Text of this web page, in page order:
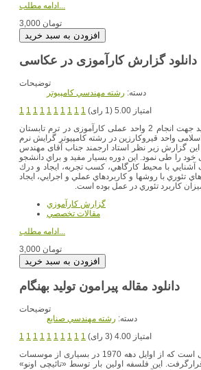
ادامه مطلب...
3,000 تومان
دانلود گزارش کارآموزی در عکاسی
توضیحات
دسته: رشته مهندسي کامپيوتر
1 1 1 1 1 1 1 1 1 1
امتیاز 5.00 (1 رای)
گزارشی که در پیش رو دارید جهت انجام 2 واحد عملی کارآموزی در ترم تابستان
آزاد اسلامی واحد قیروکارزین در رشته کامپیوتر گرایش نرم
این گزارش زیر نظر استاد ارجمند جناب آقای مهندس
را طی نمود. اين دوره بسيار مفيد و براي دانشجو
با محيط كارگاهي، كسب تجربه، ايجاد و درك
تئوري با روشها و كاربردهاي عملي و اجرايي، ايجاد
كاربرد تئوري در عمل بوده است.
گزارش کارآموزي
مقالات تخصصي
ادامه مطلب...
3,000 تومان
دانلود مقاله پیرامون تولید بهنگام
توضیحات
دسته: رشته مهندسي صنايع
1 1 1 1 1 1 1 1 1 1
امتیاز 4.00 (3 رای)
یک فلسفه مدیریت ژاپنی است که از اوایل دهه 1970 در بسیاری از موسسات
این فلسفه اولین بار توسط «تائیچی اونو»